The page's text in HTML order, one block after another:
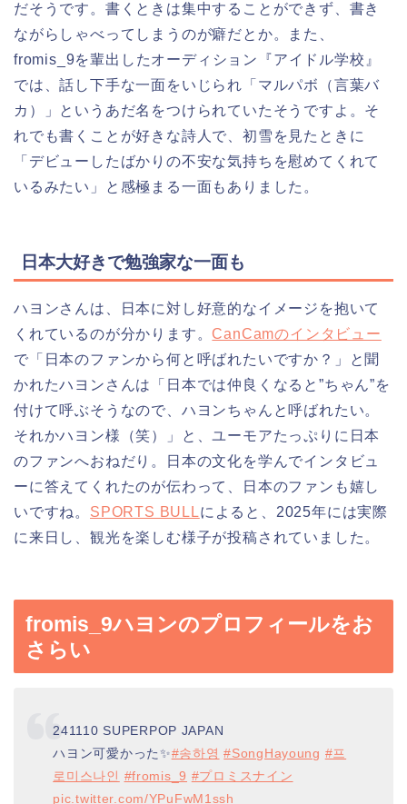
だそうです。書くときは集中することができず、書き
ながらしゃべってしまうのが癖だとか。また、
fromis_9を輩出したオーディション『アイドル学校』
では、話し下手な一面をいじられ「マルパボ（言葉バ
カ）」というあだ名をつけられていたそうですよ。そ
れでも書くことが好きな詩人で、初雪を見たときに
「デビューしたばかりの不安な気持ちを慰めてくれて
いるみたい」と感極まる一面もありました。
日本大好きで勉強家な一面も
ハヨンさんは、日本に対し好意的なイメージを抱いて
くれているのが分かります。CanCamのインタビュー
で「日本のファンから何と呼ばれたいですか？」と聞
かれたハヨンさんは「日本では仲良くなると”ちゃん”を
付けて呼ぶそうなので、ハヨンちゃんと呼ばれたい。
それかハヨン様（笑）」と、ユーモアたっぷりに日本
のファンへおねだり。日本の文化を学んでインタビュ
ーに答えてくれたのが伝わって、日本のファンも嬉し
いですね。 SPORTS BULLによると、2025年には実際
に来日し、観光を楽しむ様子が投稿されていました。
fromis_9ハヨンのプロフィールをお
さらい
241110 SUPERPOP JAPAN
ハヨン可愛かった✨#송하영 #SongHayoung #프
로미스나인 #fromis_9 #プロミスナイン
pic.twitter.com/YPuFwM1ssh